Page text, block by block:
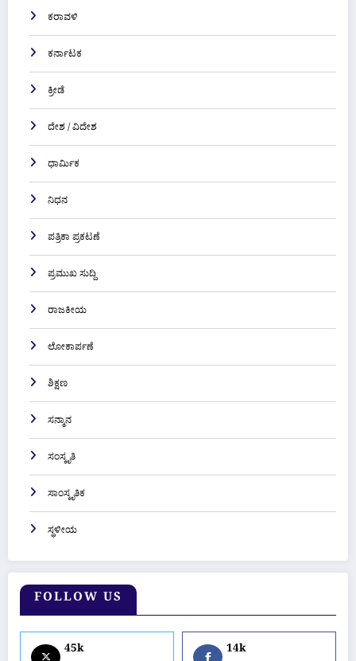
ಕರಾವಳಿ
ಕರ್ನಾಟಕ
ಕ್ರೀಡೆ
ದೇಶ / ವಿದೇಶ
ಧಾರ್ಮಿಕ
ನಿಧನ
ಪತ್ರಿಕಾ ಪ್ರಕಟಣೆ
ಪ್ರಮುಖ ಸುದ್ದಿ
ರಾಜಕೀಯ
ಲೋಕಾರ್ಪಣೆ
ಶಿಕ್ಷಣ
ಸನ್ಮಾನ
ಸಂಸ್ಕೃತಿ
ಸಾಂಸ್ಕೃತಿಕ
ಸ್ಥಳೀಯ
FOLLOW US
45k 14k